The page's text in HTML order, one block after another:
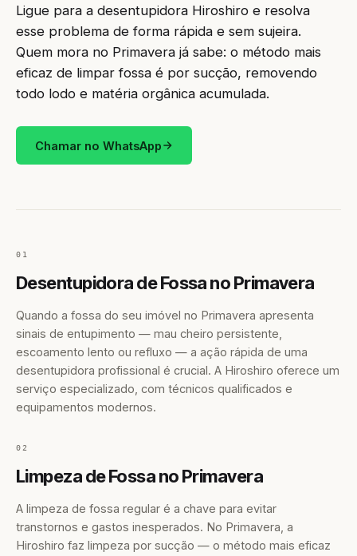
Ligue para a desentupidora Hiroshiro e resolva
esse problema de forma rápida e sem sujeira.
Quem mora no Primavera já sabe: o método mais
eficaz de limpar fossa é por sucção, removendo
todo lodo e matéria orgânica acumulada.
Chamar no WhatsApp
01
Desentupidora de Fossa no Primavera
Quando a fossa do seu imóvel no Primavera apresenta
sinais de entupimento — mau cheiro persistente,
escoamento lento ou refluxo — a ação rápida de uma
desentupidora profissional é crucial. A Hiroshiro oferece um
serviço especializado, com técnicos qualificados e
equipamentos modernos.
02
Limpeza de Fossa no Primavera
A limpeza de fossa regular é a chave para evitar
transtornos e gastos inesperados. No Primavera, a
Hiroshiro faz limpeza por sucção — o método mais eficaz